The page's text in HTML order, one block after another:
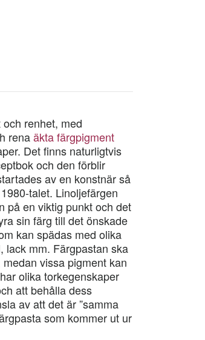
renhet, med
renaäkta färgpigment
Det finns naturligtvis
och den förblir
av en konstnär så
talet. Linoljefärgen
på en viktig punkt och det
sin färg till det önskade
kan spädas med olika
lack mm. Färgpastan ska
vissa pigment kan
olika torkegenskaper
att behålla dess
av att det är ”samma
som kommer ut ur